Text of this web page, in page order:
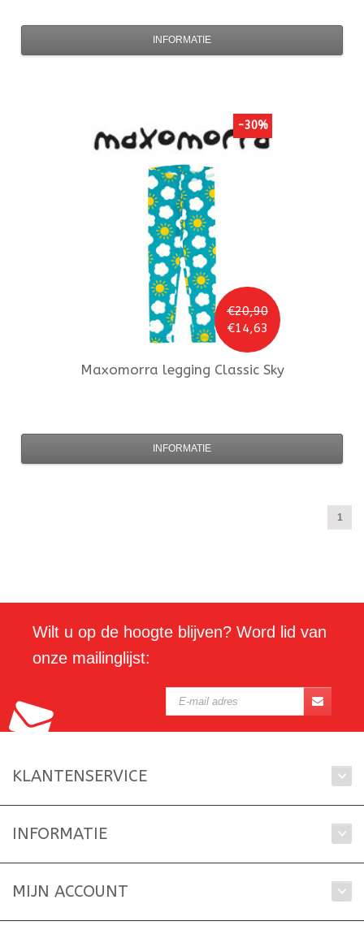
INFORMATIE
€20,90
€14,63
-30%
Maxomorra legging Classic Sky
INFORMATIE
1
Wilt u op de hoogte blijven? Word lid van
onze mailinglijst:
KLANTENSERVICE
INFORMATIE
MIJN ACCOUNT